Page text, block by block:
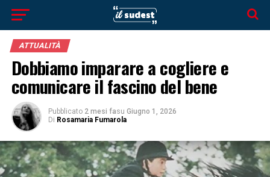
ATTUALITÀ
Dobbiamo imparare a cogliere e
comunicare il fascino del bene
Pubblicato 2 mesi fasu Giugno 1, 2026
Di Rosamaria Fumarola